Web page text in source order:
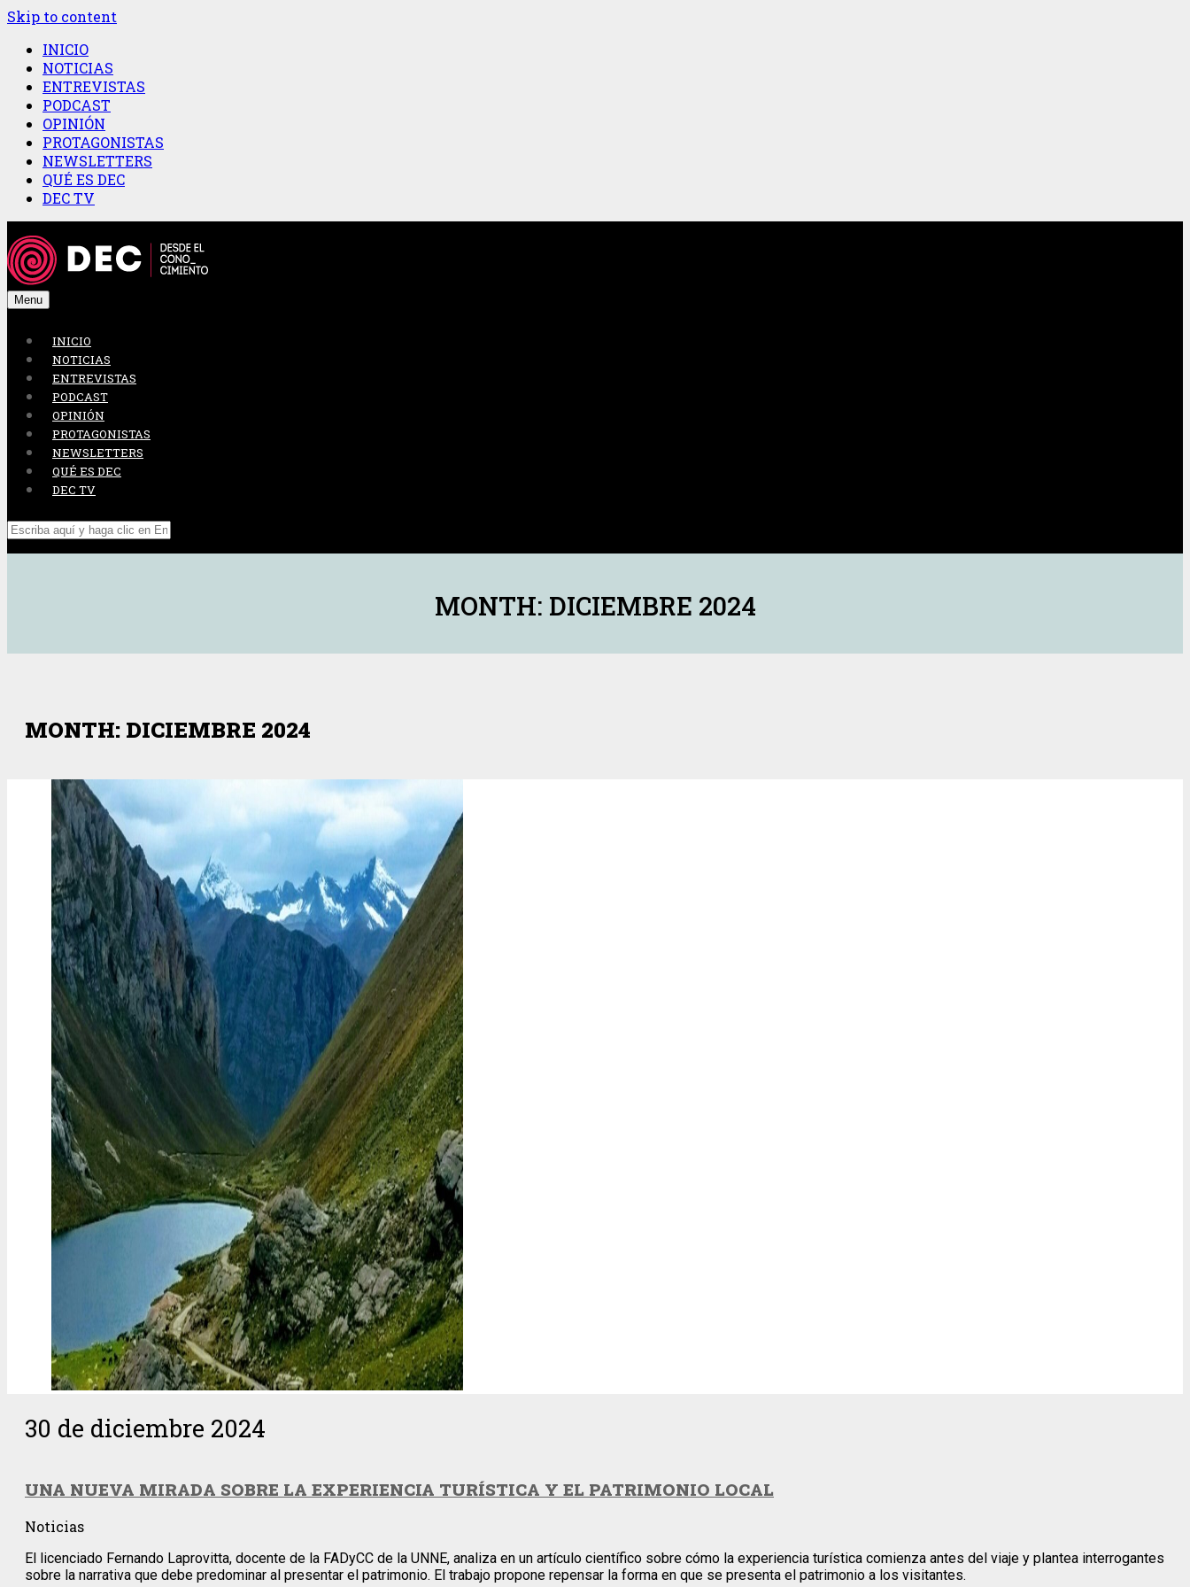
Skip to content
INICIO
NOTICIAS
ENTREVISTAS
PODCAST
OPINIÓN
PROTAGONISTAS
NEWSLETTERS
QUÉ ES DEC
DEC TV
Menu
INICIO
NOTICIAS
ENTREVISTAS
PODCAST
OPINIÓN
PROTAGONISTAS
NEWSLETTERS
QUÉ ES DEC
DEC TV
MONTH: DICIEMBRE 2024
MONTH: DICIEMBRE 2024
30 de diciembre 2024
UNA NUEVA MIRADA SOBRE LA EXPERIENCIA TURÍSTICA Y EL PATRIMONIO LOCAL
Noticias
El licenciado Fernando Laprovitta, docente de la FADyCC de la UNNE, analiza en un artículo científico sobre cómo la experiencia turística comienza antes del viaje y plantea interrogantes
sobre la narrativa que debe predominar al presentar el patrimonio. El trabajo propone repensar la forma en que se presenta el patrimonio a los visitantes.